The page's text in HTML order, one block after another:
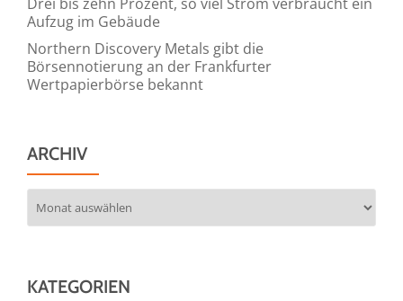
Aufzug im Gebäude
Northern Discovery Metals gibt die
Börsennotierung an der Frankfurter
Wertpapierbörse bekannt
ARCHIV
KATEGORIEN